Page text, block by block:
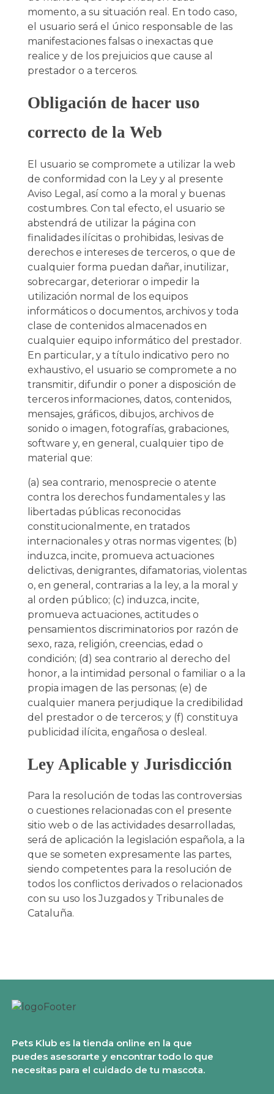
momento, a su situación real. En todo caso,
el usuario será el único responsable de las
manifestaciones falsas o inexactas que
realice y de los prejuicios que cause al
prestador o a terceros.
Obligación de hacer uso
correcto de la Web
El usuario se compromete a utilizar la web
de conformidad con la Ley y al presente
Aviso Legal, así como a la moral y buenas
costumbres. Con tal efecto, el usuario se
abstendrá de utilizar la página con
finalidades ilícitas o prohibidas, lesivas de
derechos e intereses de terceros, o que de
cualquier forma puedan dañar, inutilizar,
sobrecargar, deteriorar o impedir la
utilización normal de los equipos
informáticos o documentos, archivos y toda
clase de contenidos almacenados en
cualquier equipo informático del prestador.
En particular, y a título indicativo pero no
exhaustivo, el usuario se compromete a no
transmitir, difundir o poner a disposición de
terceros informaciones, datos, contenidos,
mensajes, gráficos, dibujos, archivos de
sonido o imagen, fotografías, grabaciones,
software y, en general, cualquier tipo de
material que:
(a) sea contrario, menosprecie o atente
contra los derechos fundamentales y las
libertadas públicas reconocidas
constitucionalmente, en tratados
internacionales y otras normas vigentes; (b)
induzca, incite, promueva actuaciones
delictivas, denigrantes, difamatorias, violentas
o, en general, contrarias a la ley, a la moral y
al orden público; (c) induzca, incite,
promueva actuaciones, actitudes o
pensamientos discriminatorios por razón de
sexo, raza, religión, creencias, edad o
condición; (d) sea contrario al derecho del
honor, a la intimidad personal o familiar o a la
propia imagen de las personas; (e) de
cualquier manera perjudique la credibilidad
del prestador o de terceros; y (f) constituya
publicidad ilícita, engañosa o desleal.
Ley Aplicable y Jurisdicción
Para la resolución de todas las controversias
o cuestiones relacionadas con el presente
sitio web o de las actividades desarrolladas,
será de aplicación la legislación española, a la
que se someten expresamente las partes,
siendo competentes para la resolución de
todos los conflictos derivados o relacionados
con su uso los Juzgados y Tribunales de
Cataluña.
Pets Klub es la tienda online en la que
puedes asesorarte y encontrar todo lo que
necesitas para el cuidado de tu mascota.